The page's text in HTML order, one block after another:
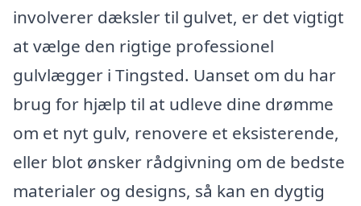
involverer dæksler til gulvet, er det vigtigt
at vælge den rigtige professionel
gulvlægger i Tingsted. Uanset om du har
brug for hjælp til at udleve dine drømme
om et nyt gulv, renovere et eksisterende,
eller blot ønsker rådgivning om de bedste
materialer og designs, så kan en dygtig